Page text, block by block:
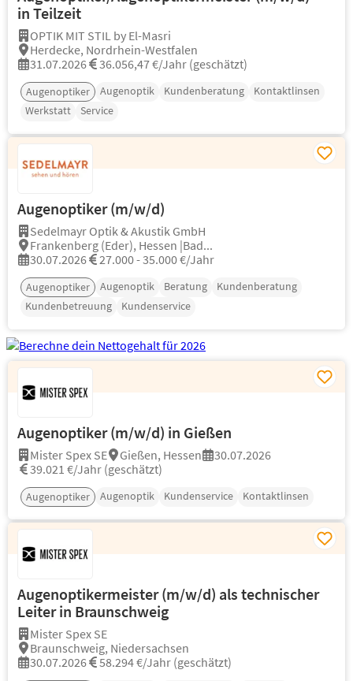
in Teilzeit
OPTIK MIT STIL by El-Masri
Herdecke, Nordrhein-Westfalen
31.07.2026
36.056,47 €/Jahr (geschätzt)
Augenoptiker Augenoptik Kundenberatung
Kontaktlinsen
Werkstatt
Service
Augenoptiker (m/w/d)
Sedelmayr Optik & Akustik GmbH
Frankenberg (Eder), Hessen |Bad...
30.07.2026
27.000 - 35.000 €/Jahr
Augenoptiker Augenoptik Beratung
Kundenberatung
Kundenbetreuung
Kundenservice
Augenoptiker (m/w/d) in Gießen
Mister Spex SE Gießen, Hessen
30.07.2026
39.021 €/Jahr (geschätzt)
Augenoptiker Augenoptik Kundenservice Kontaktlinsen
Augenoptikermeister (m/w/d) als technischer
Leiter in Braunschweig
Mister Spex SE
Braunschweig, Niedersachsen
30.07.2026
58.294 €/Jahr (geschätzt)